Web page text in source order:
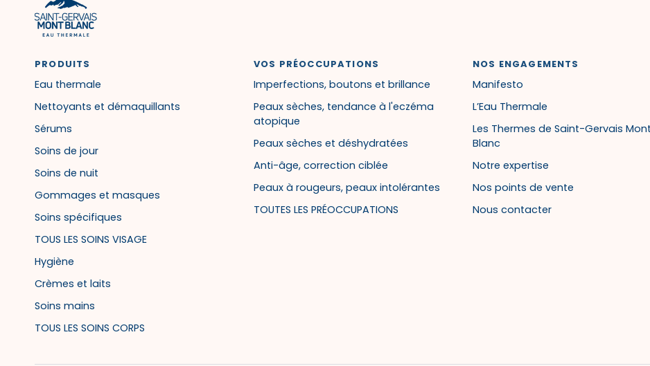
PRODUITS
Eau thermale
Nettoyants et démaquillants
Sérums
Soins de jour
Soins de nuit
Gommages et masques
Soins spécifiques
TOUS LES SOINS VISAGE
Hygiène
Crèmes et laits
Soins mains
TOUS LES SOINS CORPS
VOS PRÉOCCUPATIONS
Imperfections, boutons et brillance
Peaux sèches, tendance à l'eczéma
atopique
Peaux sèches et déshydratées
Anti-âge, correction ciblée
Peaux à rougeurs, peaux intolérantes
TOUTES LES PRÉOCCUPATIONS
NOS ENGAGEMENTS
Manifesto
L’Eau Thermale
Les Thermes de Saint-Gervais Mont
Blanc
Notre expertise
Nos points de vente
Nous contacter